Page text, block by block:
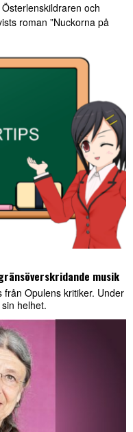
och
roman ”Nuckorna på
musik
Opulens kritiker. Under
helhet.